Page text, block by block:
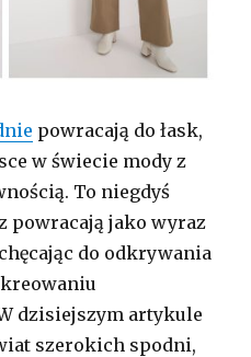
powracają do łask,
w świecie mody z
To niegdyś
powracają jako wyraz
do odkrywania
dzisiejszym artykule
szerokich spodni,